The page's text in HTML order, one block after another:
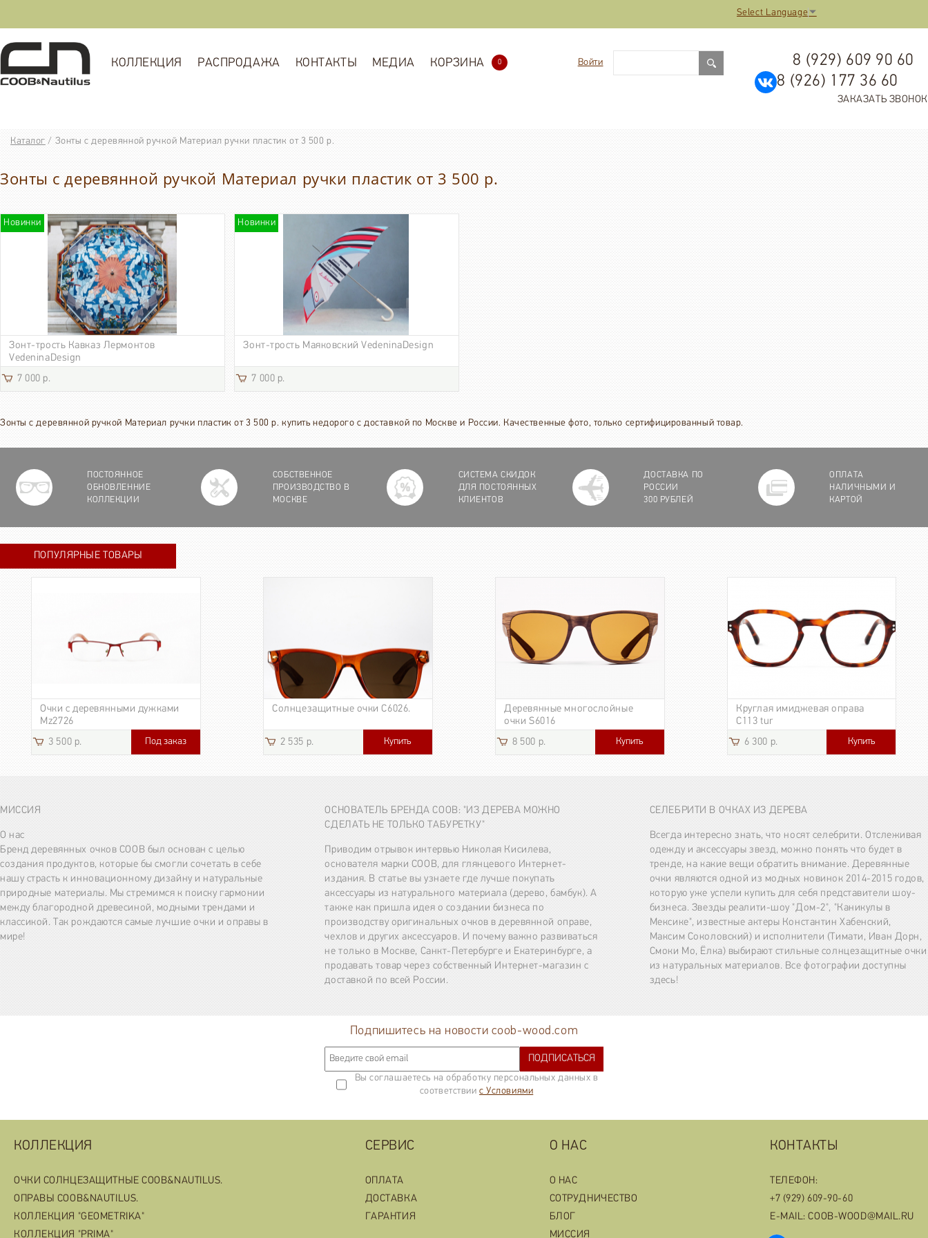
Select Language ▼
КОЛЛЕКЦИЯ РАСПРОДАЖА КОНТАКТЫ МЕДИА КОРЗИНА 0
8 (929) 609 90 60
8 (926) 177 36 60
ЗАКАЗАТЬ ЗВОНОК
Войти
Каталог / Зонты с деревянной ручкой Материал ручки пластик от 3 500 р.
Зонты с деревянной ручкой Материал ручки пластик от 3 500 р.
Новинки
Зонт-трость Кавказ Лермонтов
VedeninaDesign
7 000 р.
Новинки
Зонт-трость Маяковский VedeninaDesign
7 000 р.
Зонты с деревянной ручкой Материал ручки пластик от 3 500 р. купить недорого с доставкой по Москве и России. Качественные фото, только сертифицированный товар.
ПОСТОЯННОЕ
ОБНОВЛЕННИЕ
КОЛЛЕКЦИИ
СОБСТВЕННОЕ
ПРОИЗВОДСТВО В
МОСКВЕ
СИСТЕМА СКИДОК
ДЛЯ ПОСТОЯННЫХ
КЛИЕНТОВ
ДОСТАВКА ПО
РОССИИ
300 РУБЛЕЙ
ОПЛАТА
НАЛИЧНЫМИ И
КАРТОЙ
ПОПУЛЯРНЫЕ ТОВАРЫ
Очки с деревянными дужками
Mz2726
3 500 р.
Под заказ
Солнцезащитные очки C6026.
2 535 р. 3 185 р.
Купить
Деревянные многослойные
очки S6016
8 500 р.
Купить
Круглая имиджевая оправа
C113 tur
6 300 р.
Купить
МИССИЯ
О нас
Бренд деревянных очков COOB был основан с целью
создания продуктов, которые бы смогли сочетать в себе
нашу страсть к инновационному дизайну и натуральные
природные материалы. Мы стремимся к поиску гармонии
между благородной древесиной, модными трендами и
классикой. Так рождаются самые лучшие очки и оправы в
мире!
ОСНОВАТЕЛЬ БРЕНДА COOB: "ИЗ ДЕРЕВА МОЖНО
СДЕЛАТЬ НЕ ТОЛЬКО ТАБУРЕТКУ"
Приводим отрывок интервью Николая Кисилева,
основателя марки COOB, для глянцевого Интернет-
издания. В статье вы узнаете где лучше покупать
аксессуары из натурального материала (дерево, бамбук). А
также как пришла идея о создании бизнеса по
производству оригинальных очков в деревянной оправе,
чехлов и других аксессуаров. И почему важно развиваться
не только в Москве, Санкт-Петербурге и Екатеринбурге, а
продавать товар через собственный Интернет-магазин с
доставкой по всей России.
СЕЛЕБРИТИ В ОЧКАХ ИЗ ДЕРЕВА
Всегда интересно знать, что носят селебрити. Отслеживая
одежду и аксессуары звезд, можно понять что будет в
тренде, на какие вещи обратить внимание. Деревянные
очки являются одной из модных новинок 2014-2015 годов,
которую уже успели купить для себя представители шоу-
бизнеса. Звезды реалити-шоу "Дом-2", "Каникулы в
Мексике", известные актеры Константин Хабенский,
Максим Соколовский) и исполнители (Тимати, Иван Дорн,
Смоки Мо, Ёлка) выбирают стильные солнцезащитные очки
из натуральных материалов. Все фотографии доступны
здесь!
Подпишитесь на новости coob-wood.com
ПОДПИСАТЬСЯ
Вы соглашаетесь на обработку персональных данных в
соответствиис Условиями
КОЛЛЕКЦИЯ
ОЧКИ СОЛНЦЕЗАЩИТНЫЕ COOB&NAUTILUS.
ОПРАВЫ COOB&NAUTILUS.
КОЛЛЕКЦИЯ "GEOMETRIKA"
КОЛЛЕКЦИЯ "PRIMA"
СЕРВИС
ОПЛАТА
ДОСТАВКА
ГАРАНТИЯ
О НАС
О НАС
СОТРУДНИЧЕСТВО
БЛОГ
МИССИЯ
КОНТАКТЫ
ТЕЛЕФОН:
+7 (929) 609-90-60
E-MAIL: COOB-WOOD@MAIL.RU